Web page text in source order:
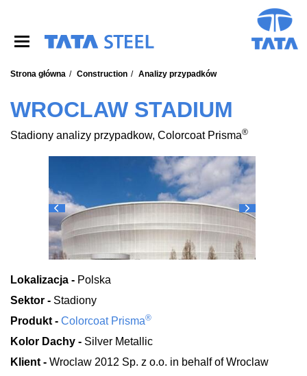
Strona główna Construction Analizy przypadków
WROCLAW STADIUM
Stadiony analizy przypadkow, Colorcoat Prisma®
Lokalizacja - Polska
Sektor - Stadiony
Produkt - Colorcoat Prisma®
Kolor Dachy - Silver Metallic
Klient - Wroclaw 2012 Sp. z o.o. in behalf of Wroclaw